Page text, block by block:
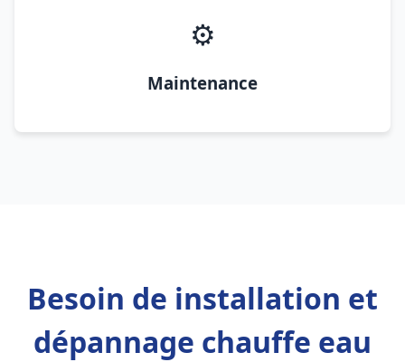
⚙️
Maintenance
Besoin de installation et
dépannage chauffe eau